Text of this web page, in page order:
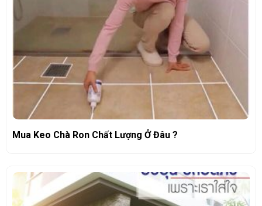
Mua Keo Chà Ron Chất Lượng Ở Đâu ?